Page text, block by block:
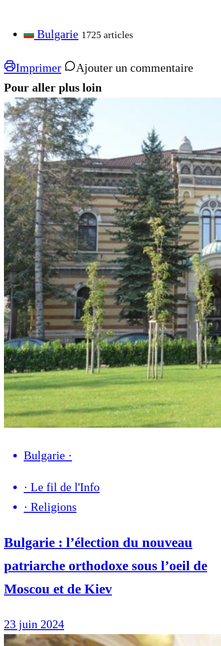
Bulgarie 1725 articles
Imprimer
Ajouter un commentaire
Pour aller plus loin
Bulgarie ·
· Le fil de l'Info
· Religions
Bulgarie : l’élection du nouveau
patriarche orthodoxe sous l’oeil de
Moscou et de Kiev
23 juin 2024